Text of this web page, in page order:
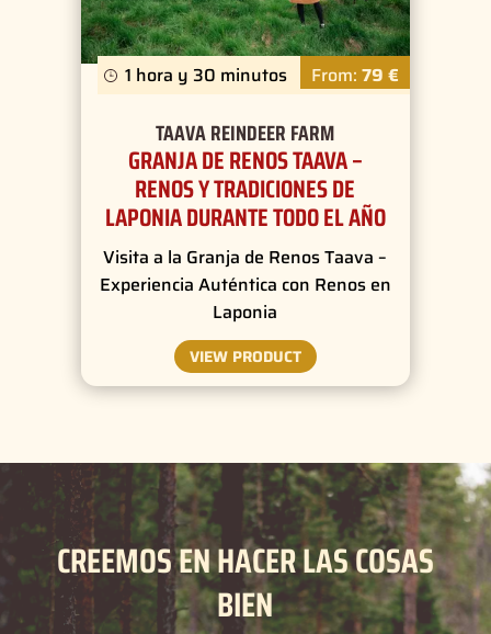
1 hora y 30 minutos From: 79 €
TAAVA REINDEER FARM
GRANJA DE RENOS TAAVA –
RENOS Y TRADICIONES DE
LAPONIA DURANTE TODO EL AÑO
Visita a la Granja de Renos Taava –
Experiencia Auténtica con Renos en
Laponia
VIEW PRODUCT
CREEMOS EN HACER LAS COSAS
BIEN